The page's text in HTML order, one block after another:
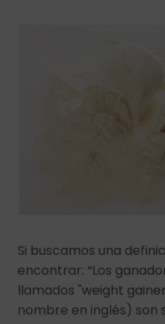
Si buscamos una
encontrar: “Los
llamados "weight
nombre en inglés)